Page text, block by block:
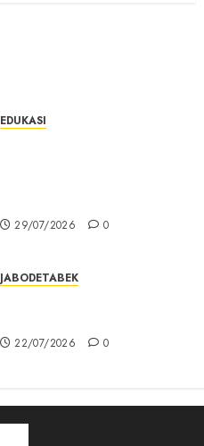
EDUKASI
29/07/2026 0
JABODETABEK
22/07/2026 0